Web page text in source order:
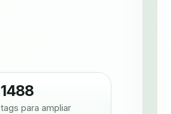
1488
tags para ampliar